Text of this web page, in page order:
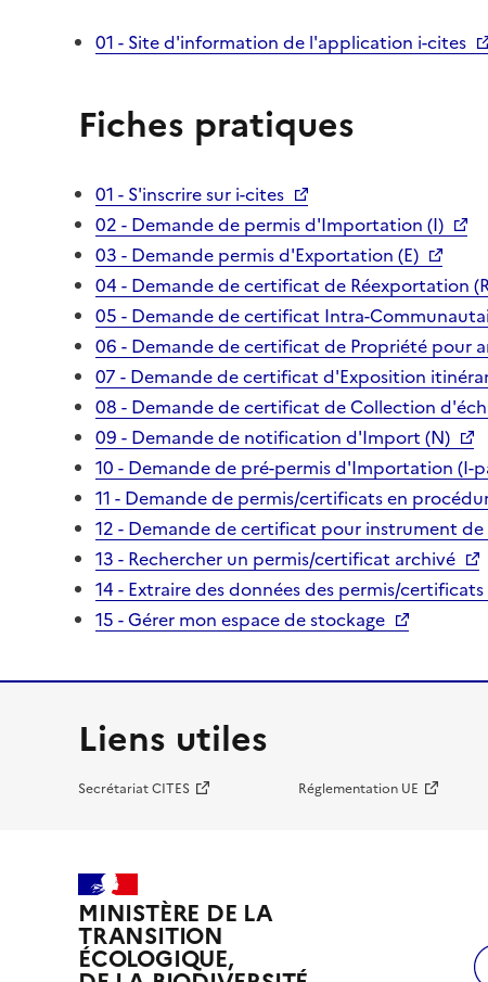
01 - Site d'information de l'application i-cites
Fiches pratiques
01 - S'inscrire sur i-cites
02 - Demande de permis d'Importation (I)
03 - Demande permis d'Exportation (E)
04 - Demande de certificat de Réexportation
05 - Demande de certificat Intra-
06 - Demande de certificat de Propriété pour
07 - Demande de certificat d'Exposition
08 - Demande de certificat de Collection
09 - Demande de notification d'Import (N)
10 - Demande de pré-permis d'Importation (I-
11 - Demande de permis/certificats en
12 - Demande de certificat pour instrument de
13 - Rechercher un permis/certificat archivé
14 - Extraire des données des permis/certificats
15 - Gérer mon espace de stockage
Liens utiles
Secrétariat CITES Réglementation UE
MINISTÈRE DE LA
TRANSITION
ÉCOLOGIQUE,